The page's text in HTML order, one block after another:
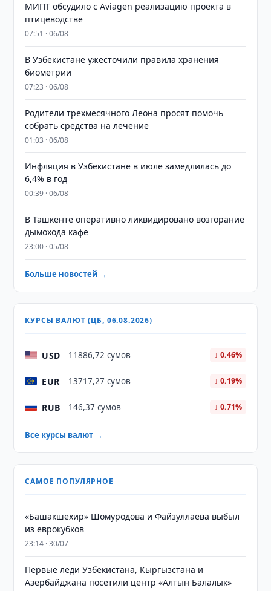
МИПТ обсудило с Aviagen реализацию проекта в
птицеводстве
07:51 · 06/08
В Узбекистане ужесточили правила хранения
биометрии
07:23 · 06/08
Родители трехмесячного Леона просят помочь
собрать средства на лечение
01:03 · 06/08
Инфляция в Узбекистане в июле замедлилась до
6,4% в год
00:39 · 06/08
В Ташкенте оперативно ликвидировано возгорание
дымохода кафе
23:00 · 05/08
Больше новостей →
КУРСЫ ВАЛЮТ (ЦБ, 06.08.2026)
USD 11886,72 сумов ↓ 0.46%
EUR 13717,27 сумов ↓ 0.19%
RUB 146,37 сумов ↓ 0.71%
Все курсы валют →
САМОЕ ПОПУЛЯРНОЕ
«Башакшехир» Шомуродова и Файзуллаева выбыл
из еврокубков
23:14 · 30/07
Первые леди Узбекистана, Кыргызстана и
Азербайджана посетили центр «Алтын Балалык»